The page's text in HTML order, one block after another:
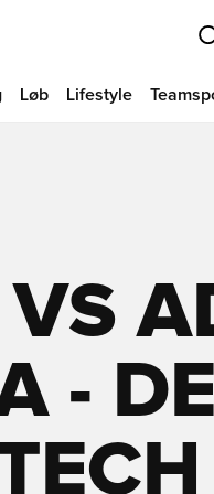
Løb Lifestyle
VS
-